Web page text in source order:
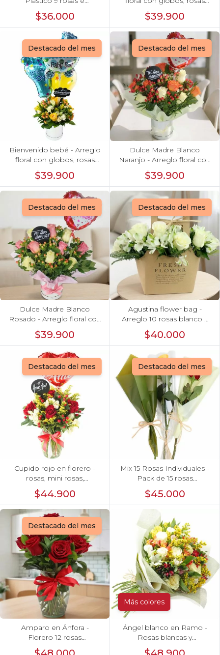
hypericum
$36.000
blanci, minirosas rosado,
astromelias morado e
hypericum
$39.900
Destacado del mes
Bienvenido bebé - Arreglo
floral con globos, rosas
amarillo, minirosas blanco,
astromelias e hypericum
$39.900
Destacado del mes
Dulce Madre Blanco
Naranjo - Arreglo floral con
rosas, hypericum y globo
Feliz Día mamá
$39.900
Destacado del mes
Dulce Madre Blanco
Rosado - Arreglo floral con
rosas, hypericum y globo
Feliz Día mamá
$39.900
Destacado del mes
Agustina flower bag -
Arreglo 10 rosas blanco y
astromelias
$40.000
Destacado del mes
Cupido rojo en florero -
rosas, mini rosas,
hypericum, globo te amo y
pizarra
$44.900
Destacado del mes
Mix 15 Rosas Individuales -
Pack de 15 rosas
individuales de colores
surtidos envueltas en
papel.
$45.000
Destacado del mes
Amparo en Ánfora -
Florero 12 rosas
ecuatorianas rojo
Más colores
Ángel blanco en Ramo -
Rosas blancas y
Astromelias